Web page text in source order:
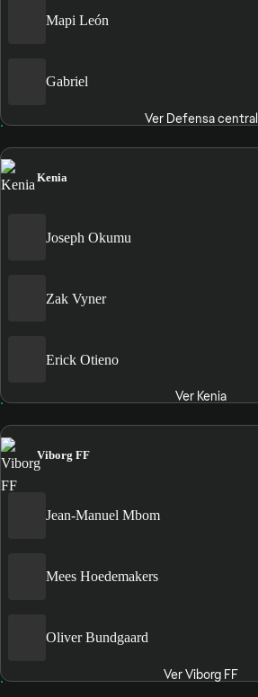
Mapi León
Gabriel
Ver Defensa central
Kenia
Joseph Okumu
Zak Vyner
Erick Otieno
Ver Kenia
Viborg FF
Jean-Manuel Mbom
Mees Hoedemakers
Oliver Bundgaard
Ver Viborg FF